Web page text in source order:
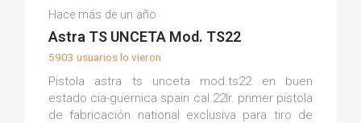
Arndt P.
(0)
Hace más de un año
Astra TS UNCETA Mod. TS22
5903 usuarios lo vieron
Pistola astra ts unceta mod.ts22 en buen
estado cia-guernica spain cal.22lr. primer pistola
de fabricación national exclusiva para tiro de